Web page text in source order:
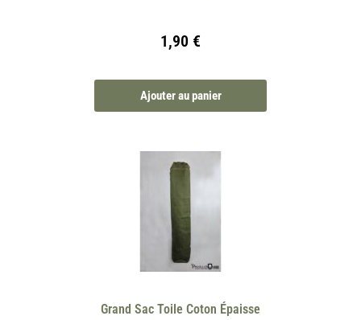
1,90 €
Ajouter au panier
Grand Sac Toile Coton Épaisse